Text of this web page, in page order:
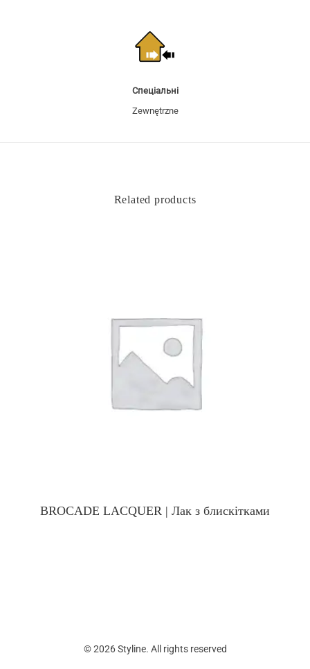
Спеціальні
Zewnętrzne
Related products
BROCADE LACQUER | Лак з блискітками
© 2026 Styline. All rights reserved